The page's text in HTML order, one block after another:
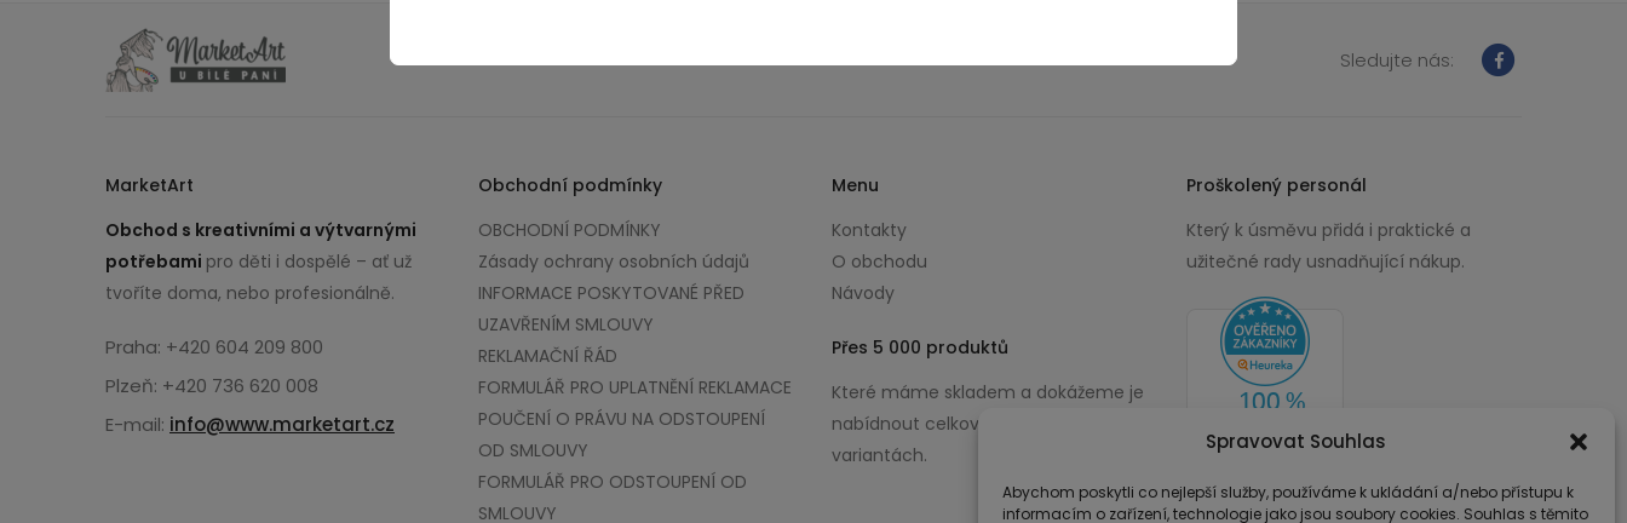
Spravovat Souhlas
Abychom poskytli co nejlepší služby, používáme k ukládání a/nebo přístupu k
informacím o zařízení, technologie jako jsou soubory cookies. Souhlas s těmito
Sledujte nás:
MarketArt
Obchod s kreativními a výtvarnými
potřebami pro děti i dospělé – ať už
tvoříte doma, nebo profesionálně.
Praha: +420 604 209 800
Plzeň: +420 736 620 008
E-mail: info@www.marketart.cz
Obchodní podmínky
OBCHODNÍ PODMÍNKY
Zásady ochrany osobních údajů
INFORMACE POSKYTOVANÉ PŘED
UZAVŘENÍM SMLOUVY
REKLAMAČNÍ ŘÁD
FORMULÁŘ PRO UPLATNĚNÍ REKLAMACE
POUČENÍ O PRÁVU NA ODSTOUPENÍ
OD SMLOUVY
FORMULÁŘ PRO ODSTOUPENÍ OD
SMLOUVY
Menu
Kontakty
O obchodu
Návody
Přes 5 000 produktů
Které máme skladem a dokážeme je
nabídnout celkově až v 100 000
variantách.
Proškolený personál
Který k úsměvu přidá i praktické a
užitečné rady usnadňující nákup.